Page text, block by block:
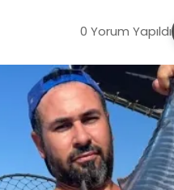
0 Yorum Yapıldı